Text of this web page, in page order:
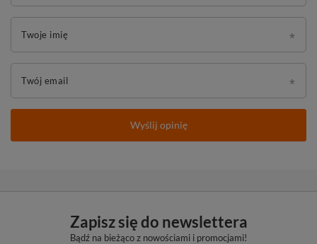
Twoje imię
Twój email
Wyślij opinię
Zapisz się do newslettera
Bądź na bieżąco z nowościami i promocjami!